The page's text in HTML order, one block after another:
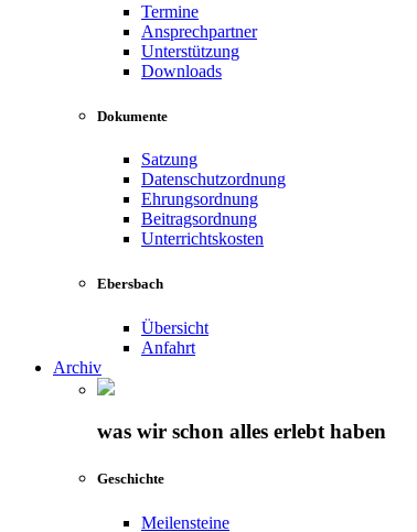
Termine
Ansprechpartner
Unterstützung
Downloads
Dokumente
Satzung
Datenschutzordnung
Ehrungsordnung
Beitragsordnung
Unterrichtskosten
Ebersbach
Übersicht
Anfahrt
Archiv
was wir schon alles erlebt haben
Geschichte
Meilensteine